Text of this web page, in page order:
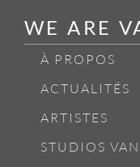
WE ARE
À PROPOS
ACTUALITÉS
ARTISTES
STUDIOS